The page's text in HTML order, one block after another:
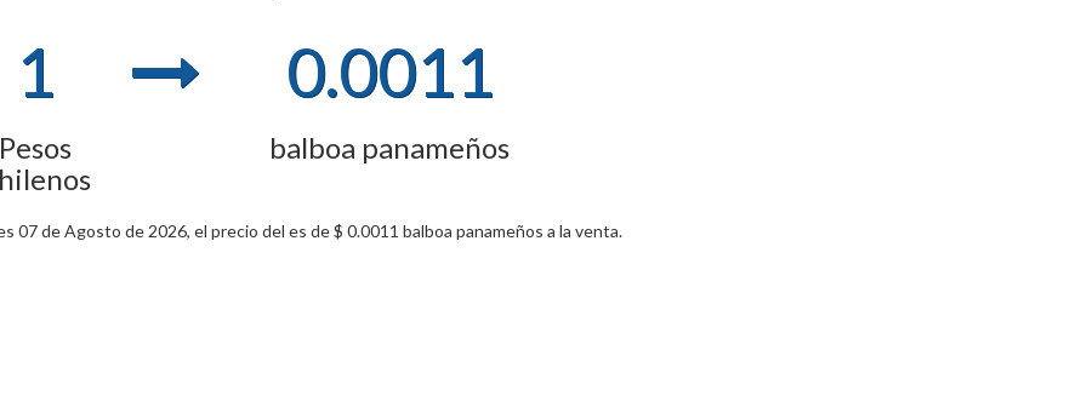
1 0.0011
balboa panameños
07 de Agosto de 2026, el precio del es de $ 0.0011 balboa panameños a la venta.